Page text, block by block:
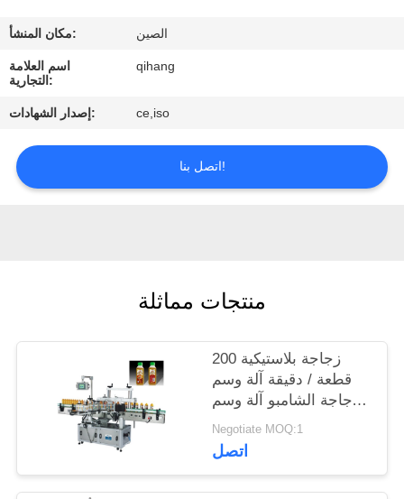
الجودة
اتصل
اطلب
حالات
مكان المنشأ: الصين
اسم العلامة
التجارية:
qihang
إصدار الشهادات: ce,iso
اتصل بنا!
منتجات مماثلة
زجاجة بلاستيكية 200
قطعة / دقيقة آلة وسم
زجاجة الشامبو آلة وسم
الملصقات
Negotiate MOQ:1
اتصل